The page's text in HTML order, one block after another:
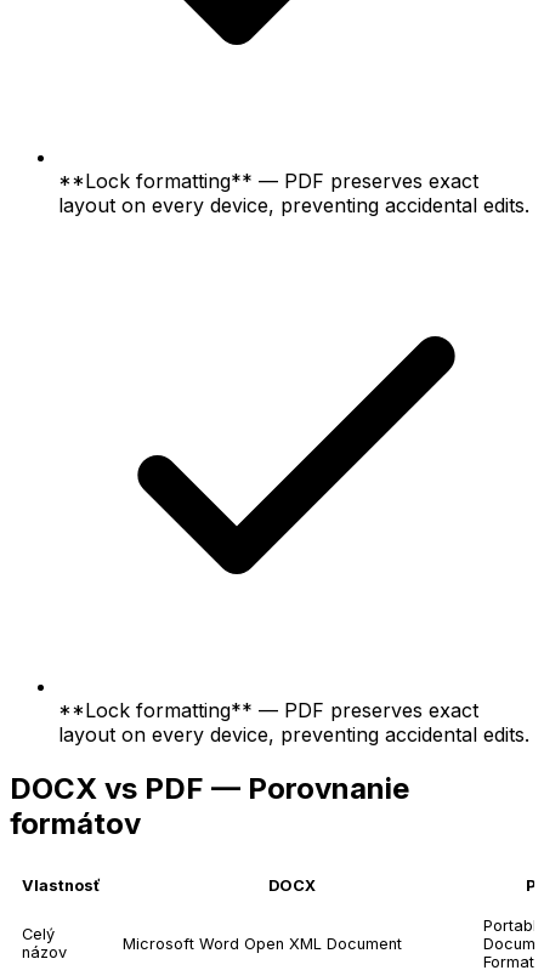
**Lock formatting** — PDF preserves exact
layout on every device, preventing accidental edits.
**Lock formatting** — PDF preserves exact
layout on every device, preventing accidental edits.
DOCX vs PDF — Porovnanie
formátov
Vlastnosť DOCX
Celý
názov
Microsoft Word Open XML Document
Format